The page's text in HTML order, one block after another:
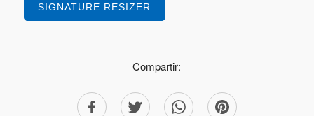
SIGNATURE RESIZER
Compartir: